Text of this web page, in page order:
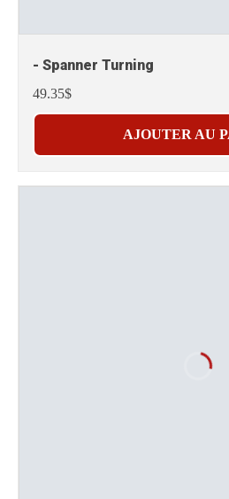
- Spanner Turning
49.35$
AJOUTER AU